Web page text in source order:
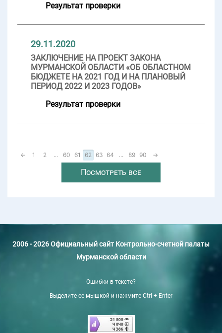
Результат проверки
29.11.2020
ЗАКЛЮЧЕНИЕ НА ПРОЕКТ ЗАКОНА
МУРМАНСКОЙ ОБЛАСТИ «ОБ ОБЛАСТНОМ
БЮДЖЕТЕ НА 2021 ГОД И НА ПЛАНОВЫЙ
ПЕРИОД 2022 И 2023 ГОДОВ»
Результат проверки
← 1 2 ... 60 61 62 63 64 ... 89 90 →
Посмотреть все
2006 - 2026 Официальный сайт Контрольно-счетной палаты
Мурманской области
Ошибки в тексте?
Выделите ее мышкой и нажмите Ctrl + Enter